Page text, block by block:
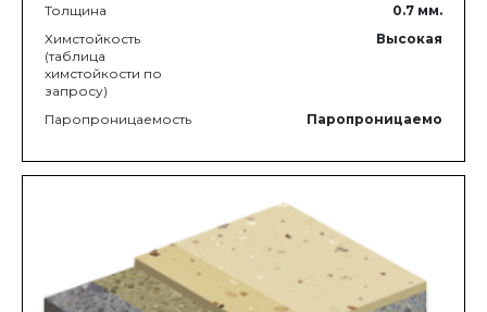
Толщина
0.7 мм.
Химстойкость
(таблица
химстойкости по
запросу)
Высокая
Паропроницаемость Паропроницаемо